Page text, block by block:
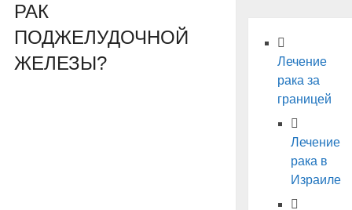
РАК
ПОДЖЕЛУДОЧНОЙ
ЖЕЛЕЗЫ?
Лечение
рака за
границей
Лечение
рака в
Израиле